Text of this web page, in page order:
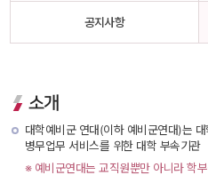
공지사항
소개
대학예비군 연대(이하 예비군연대)는
병무업무 서비스를 위한 대학 부속기관
※ 예비군연대는 교직원뿐만 아니라 학